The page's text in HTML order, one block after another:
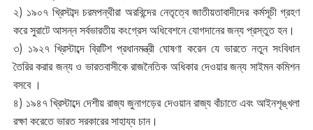
২) ১৯০৭ খ্রিস্টাব্দ চরমপন্থীরা অরবিন্দের নেতৃত্বে জাতীয়তাবাদীদের কর্মসূচী গ্রহণ
করে সুরাটে আসন্ন সর্বভারতীয় কংগ্রেস অধিবেশনে যোগদানের জন্য প্রস্তুত হন।
৩) ১৯২৭ খ্রিস্টাব্দে ব্রিটিশ প্রধানমন্ত্রী ঘোষণা করেন যে ভারতে নতুন সংবিধান
তৈরির করার জন্য ও ভারতবাসীকে রাজনৈতিক অধিকার দেওয়ার জন্য সাইমন কমিশন
বসবে ।
৪) ১৯৪৭ খ্রিস্টাব্দে দেশীয় রাজ্য জুনাগড়ের দেওয়ান রাজ্য বাঁচাতে এবং আইনশৃঙ্খলা
রক্ষা করেতে ভারত সরকারের সাহায্য চান।